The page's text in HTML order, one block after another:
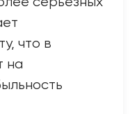
что в
на